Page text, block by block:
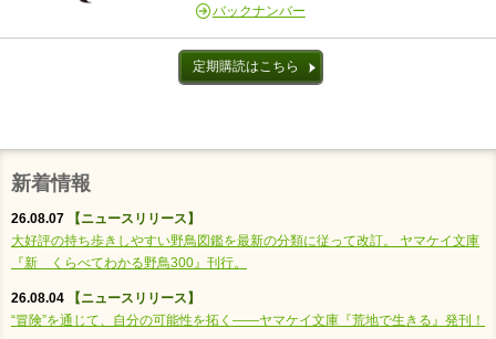
バックナンバー
定期購読はこちら
新着情報
26.08.07
【ニュースリリース】
大好評の持ち歩きしやすい野鳥図鑑を最新の分類に従って改訂。 ヤマケイ文庫
『新 くらべてわかる野鳥300』刊行。
26.08.04
【ニュースリリース】
“冒険”を通じて、自分の可能性を拓く――ヤマケイ文庫『荒地で生きる』発刊！